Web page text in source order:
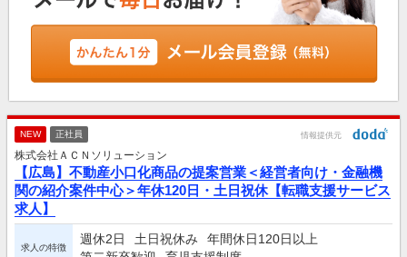
NEW 正社員 情報提供元
株式会社ＡＣＮソリューション
【広島】不動産小口化商品の提案営業＜経営者向け・金融機
関の紹介案件中心＞年休120日・土日祝休【転職支援サービス
求人】
求人の特徴
週休2日 土日祝休み
年間休日120日以上